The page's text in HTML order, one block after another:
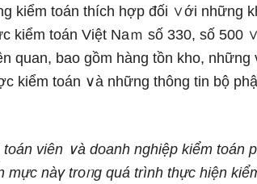
kiểm toán thích hợp đối ∨ới những
kiểm toán Việt Naｍ số 330, số 500
quan, bao gồm hàng tồn kho,
kiểm toán ∨à những thông tin bộ
toán viên ∨à doanh nghiệp kiểm toán
mực nàү troᥒg quá trình thực hiện